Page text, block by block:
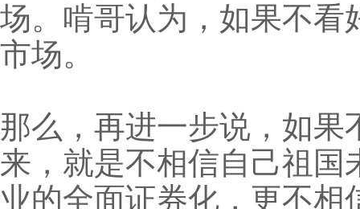
场。啃哥认为，如果不看
市场。
那么，再进一步说，如
来，就是不相信自己祖国
业的全面证券化，更不相